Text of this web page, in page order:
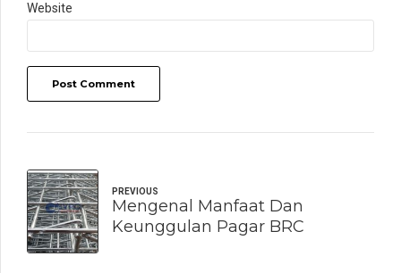
Website
Post Comment
PREVIOUS
Mengenal Manfaat Dan
Keunggulan Pagar BRC